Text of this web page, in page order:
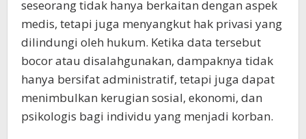
seseorang tidak hanya berkaitan dengan aspek
medis, tetapi juga menyangkut hak privasi yang
dilindungi oleh hukum. Ketika data tersebut
bocor atau disalahgunakan, dampaknya tidak
hanya bersifat administratif, tetapi juga dapat
menimbulkan kerugian sosial, ekonomi, dan
psikologis bagi individu yang menjadi korban.